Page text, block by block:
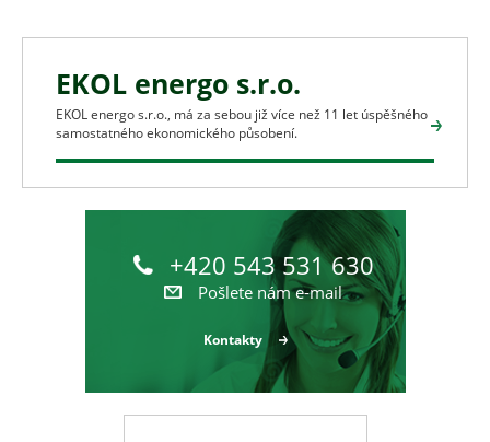
EKOL energo s.r.o.
EKOL energo s.r.o., má za sebou již více než 11 let úspěšného
samostatného ekonomického působení.
+420 543 531 630
Pošlete nám e-mail
Kontakty